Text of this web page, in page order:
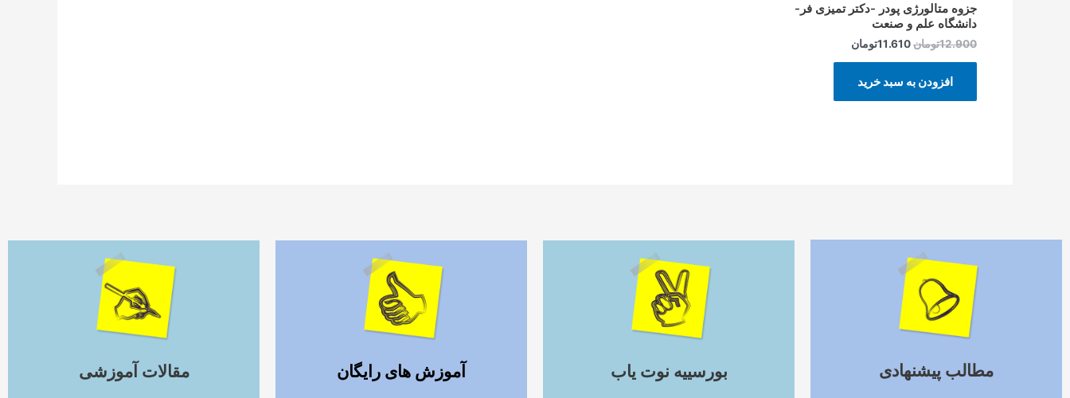
جزوه متالورژی پودر -دکتر تمیزی فر-
دانشگاه علم و صنعت
12.900تومان11.610تومان
افزودن به سبد خرید
مطالب پیشنهادی بورسییه نوت یاب آموزش های رایگان مقالات آموزشی